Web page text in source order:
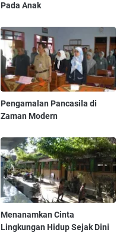
Pada Anak
Pengamalan Pancasila di
Zaman Modern
Menanamkan Cinta
Lingkungan Hidup Sejak Dini